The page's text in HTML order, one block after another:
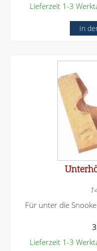
Lieferzeit 1-3
Für unter die
Lieferzeit 1-3